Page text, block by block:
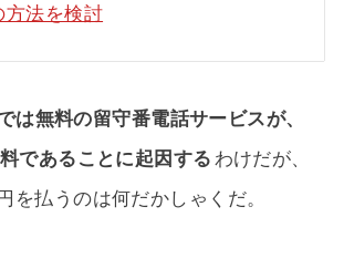
方法を検討
は無料の留守番電話サービスが、
であることに起因する わけだが、
を払うのは何だかしゃくだ。